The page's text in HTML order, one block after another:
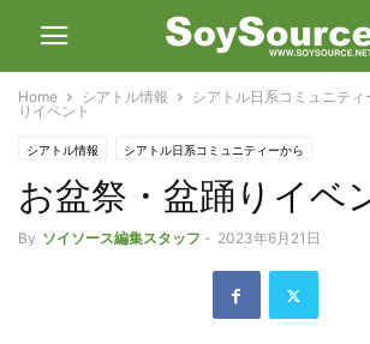
Home シアトル情報 シアトル日系コミュニティ
りイベント
シアトル情報 シアトル日系コミュニティーから
お盆祭・盆踊りイベ
By ソイソース編集スタッフ - 2023年6月21日